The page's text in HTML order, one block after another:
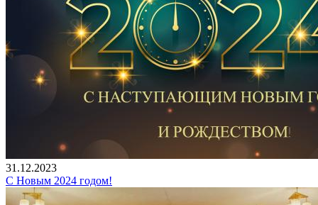
31.12.2023
С Новым 2024 годом!